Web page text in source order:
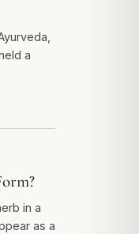
a
in a
as a